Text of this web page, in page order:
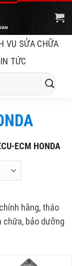
VỤ SỬA CHỮA
TỨC
ECM HONDA
chính hãng, tháo
bảo dưỡng